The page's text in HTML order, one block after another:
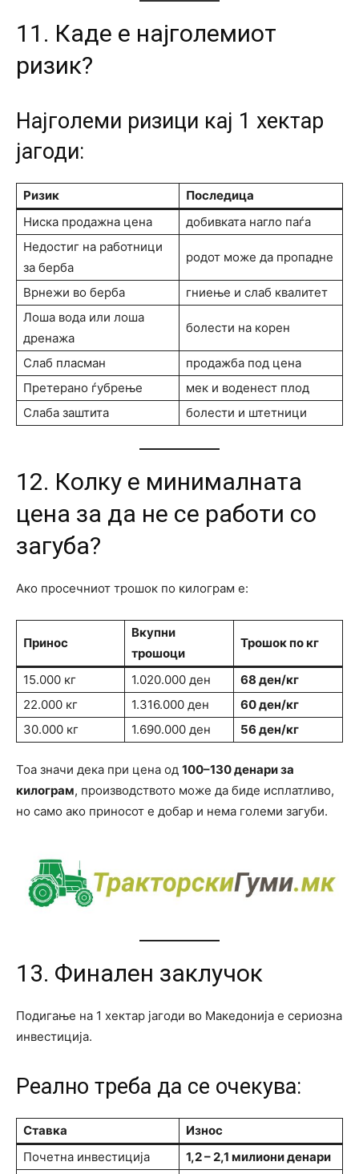
11. Каде е најголемиот
ризик?
Најголеми ризици кај 1 хектар
јагоди:
Ризик
Последица
Ниска продажна цена
добивката нагло паѓа
Недостиг на работници
за берба
родот може да пропадне
Врнежи во берба
гниење и слаб квалитет
Лоша вода или лоша
дренажа
болести на корен
Слаб пласман
продажба под цена
Претерано ѓубрење
мек и воденест плод
Слаба заштита
болести и штетници
12. Колку е минималната
цена за да не се работи со
загуба?
Ако просечниот трошок по килограм е:
Принос
Вкупни
трошоци
Трошок по кг
15.000 кг 1.020.000 ден
68 ден/кг
22.000 кг
1.316.000 ден
60 ден/кг
30.000 кг
1.690.000 ден 56 ден/кг
Тоа значи дека при цена од 100–130 денари за
килограм, производството може да биде исплатливо,
но само ако приносот е добар и нема големи загуби.
13. Финален заклучок
Подигање на 1 хектар јагоди во Македонија е сериозна
инвестиција.
Реално треба да се очекува:
Ставка
Износ
Почетна инвестиција
1,2 – 2,1 милиони денари